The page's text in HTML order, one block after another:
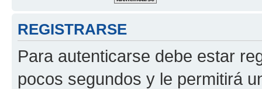
REGISTRARSE
Para autenticarse debe estar
pocos segundos y le permitirá